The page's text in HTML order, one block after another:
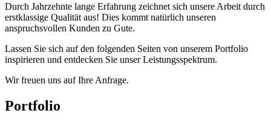
Durch Jahrzehnte lange Erfahrung zeichnet sich unsere Arbeit durch
erstklassige Qualität aus! Dies kommt natürlich unseren
anspruchsvollen Kunden zu Gute.
Lassen Sie sich auf den folgenden Seiten von unserem Portfolio
inspirieren und entdecken Sie unser Leistungsspektrum.
Wir freuen uns auf Ihre Anfrage.
Portfolio